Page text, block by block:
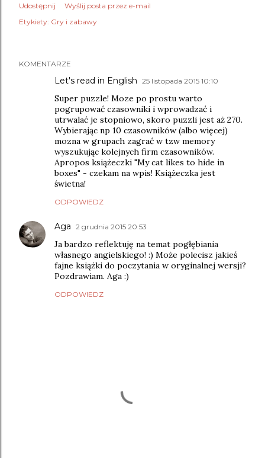
Udostępnij
Wyślij posta przez e-mail
Etykiety: Gry i zabawy
KOMENTARZE
Let's read in English 25 listopada 2015 10:10
Super puzzle! Moze po prostu warto
pogrupować czasowniki i wprowadzać i
utrwalać je stopniowo, skoro puzzli jest aż 270.
Wybierając np 10 czasowników (albo więcej)
mozna w grupach zagrać w tzw memory
wyszukując kolejnych firm czasowników.
Apropos książeczki "My cat likes to hide in
boxes" - czekam na wpis! Książeczka jest
świetna!
ODPOWIEDZ
Aga 2 grudnia 2015 20:53
Ja bardzo reflektuję na temat pogłębiania
własnego angielskiego! :) Może polecisz jakieś
fajne książki do poczytania w oryginalnej wersji?
Pozdrawiam. Aga :)
ODPOWIEDZ